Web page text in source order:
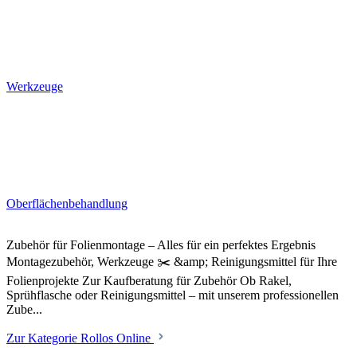
Werkzeuge
Oberflächenbehandlung
Zubehör für Folienmontage – Alles für ein perfektes Ergebnis
Montagezubehör, Werkzeuge ✂️ &amp; Reinigungsmittel für Ihre
Folienprojekte Zur Kaufberatung für Zubehör Ob Rakel,
Sprühflasche oder Reinigungsmittel – mit unserem professionellen
Zube...
Zur Kategorie Rollos Online